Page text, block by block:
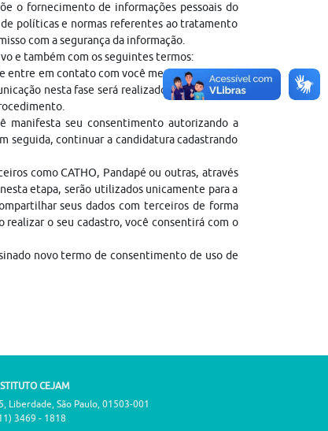
o fornecimento de informações pessoais do
políticas e normas referentes ao tratamento
com a segurança da informação.
e também com os seguintes termos:
entre em contato com você mediante contato
nesta fase será realizado para o regular
manifesta seu consentimento autorizando a
seguida, continuar a candidatura cadastrando
como CATHO, Pandapé ou outras, através
etapa, serão utilizados unicamente para a
seus dados com terceiros de forma
o seu cadastro, você consentirá com o
novo termo de consentimento de uso de
CEJAM
Liberdade, São Paulo, 01503-001
3469 - 1818